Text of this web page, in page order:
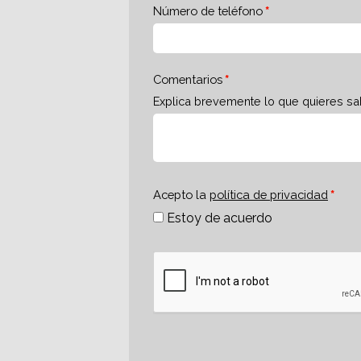
Número de teléfono
Comentarios
Explica brevemente lo que quieres
Acepto la política de privacidad
Estoy de acuerdo